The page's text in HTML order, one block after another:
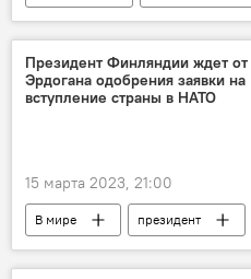
санкции
патриарх
Патриарх Московский и всея Руси
Общество
Политика
Президент Финляндии ждет от
Эрдогана одобрения заявки на
вступление страны в НАТО
15 марта 2023, 21:00
В мире президент
Реджеп Эрдоган